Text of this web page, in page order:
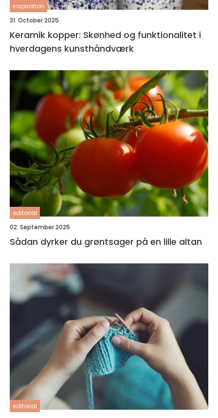
inspiration
31. October 2025
Keramik kopper: Skønhed og funktionalitet i
hverdagens kunsthåndværk
editorial
02. September 2025
Sådan dyrker du grøntsager på en lille altan
editorial